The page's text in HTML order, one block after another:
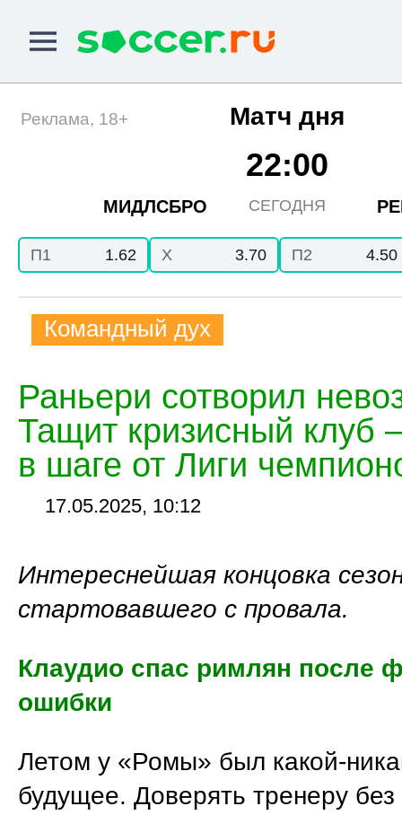
Матч дня
МИДЛСБРО
22:00
СЕГОДНЯ
Реклама, 18+
П1 1.62 X 3.70 П2 4.50
Командный дух
Раньери сотворил
Тащит кризисный клуб
в шаге от Лиги
17.05.2025, 10:12
Интереснейшая концовка
стартовавшего с провала.
Клаудио спас римлян после
ошибки
Летом у «Ромы» был какой-
будущее. Доверять тренеру без